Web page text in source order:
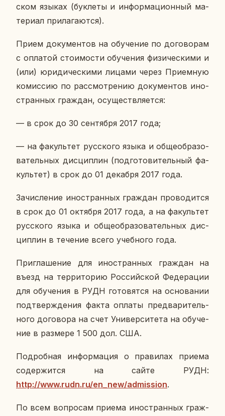
ском языках (бук­ле­ты и ин­фор­ма­ци­он­ный ма­
те­ри­ал при­ла­га­ют­ся).
Прием до­ку­мен­тов на обу­че­ние по до­го­во­рам
с опла­той сто­и­мо­сти обу­че­ния фи­зи­че­ски­ми и
(или) юри­ди­че­ски­ми лицами через При­ем­ную
ко­мис­сию по рас­смот­ре­нию до­ку­мен­тов ино­
стран­ных граж­дан, осу­ществ­ля­ет­ся:
— в срок до 30 сен­тяб­ря 2017 года;
— на фа­куль­тет рус­ско­го языка и об­ще­об­ра­зо­
ва­тель­ных дис­ци­плин (под­го­то­ви­тель­ный фа­
куль­тет) в срок до 01 де­каб­ря 2017 года.
За­чис­ле­ние ино­стран­ных граж­дан про­во­дит­ся
в срок до 01 ок­тяб­ря 2017 года, а на фа­куль­тет
рус­ско­го языка и об­ще­об­ра­зо­ва­тель­ных дис­
ци­плин в те­че­ние всего учеб­но­го года.
При­гла­ше­ние для ино­стран­ных граж­дан на
въезд на тер­ри­то­рию Рос­сий­ской Фе­де­ра­ции
для обу­че­ния в РУДН го­то­вят­ся на ос­но­ва­нии
под­твер­жде­ния факта оплаты пред­ва­ри­тель­
но­го до­го­во­ра на счет Уни­вер­си­те­та на обу­че­
ние в раз­ме­ре 1 500 дол. США.
По­дроб­ная ин­фор­ма­ция о пра­ви­лах приема
со­дер­жит­ся на сайте РУДН:
http://www.rudn.ru/en_new/admission.
По всем во­про­сам приема ино­стран­ных граж­